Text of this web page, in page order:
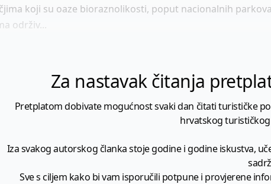
koji su oaze bioraznolikosti, poput nacionalnih
održiv...
Za nastavak čitanja
Pretplatom dobivate mogućnost svaki dan čitati turističke
hrvatskog
Iza svakog autorskog članka stoje godine i godine iskustva,
Sve s ciljem kako bi vam isporučili potpune i provjerene